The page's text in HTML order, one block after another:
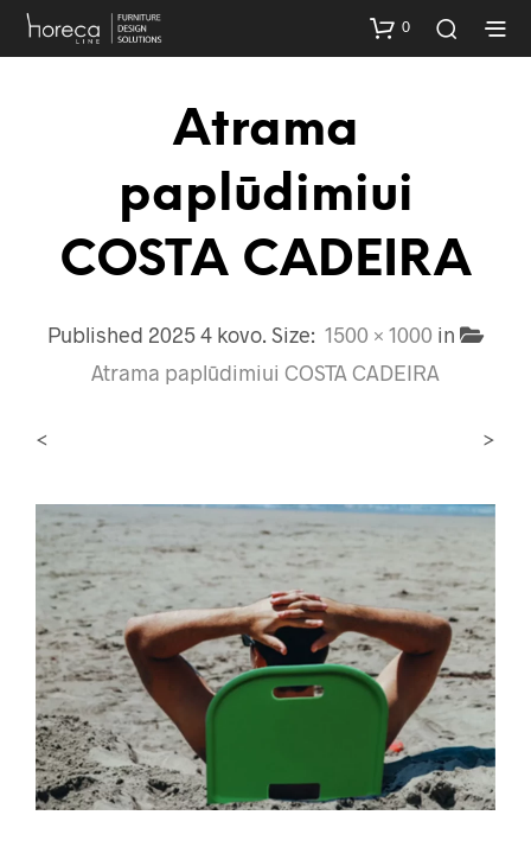
0
Atrama
paplūdimiui
COSTA CADEIRA
Published 2025 4 kovo. Size: 1500 × 1000 in
Atrama paplūdimiui COSTA CADEIRA
< >